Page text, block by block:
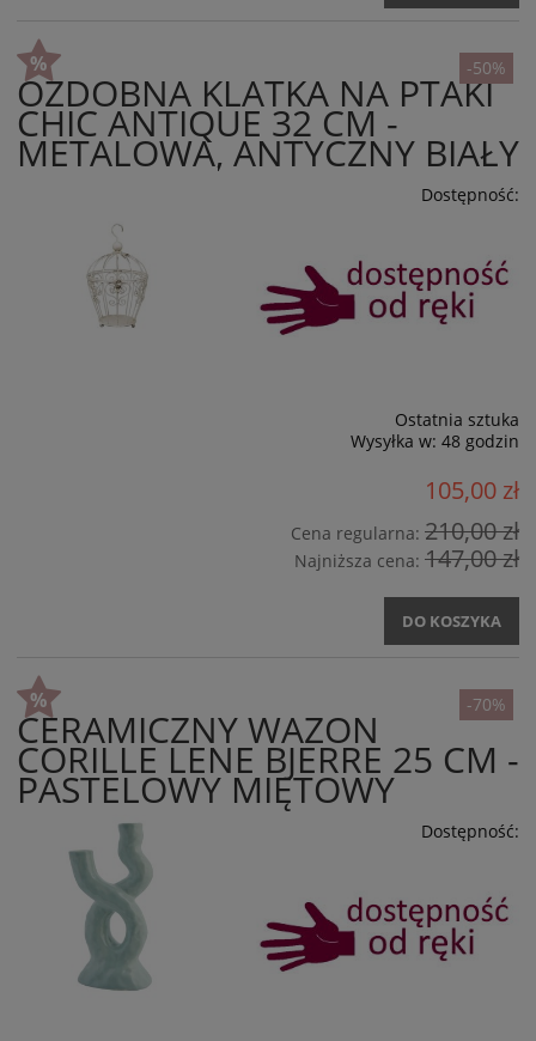
OZDOBNA KLATKA NA PTAKI
CHIC ANTIQUE 32 CM -
METALOWA, ANTYCZNY BIAŁY
Dostępność:
Ostatnia sztuka
Wysyłka w: 48 godzin
105,00 zł
Cena regularna: 210,00 zł
Najniższa cena: 147,00 zł
DO KOSZYKA
-50%
CERAMICZNY WAZON
CORILLE LENE BJERRE 25 CM -
PASTELOWY MIĘTOWY
Dostępność:
-70%